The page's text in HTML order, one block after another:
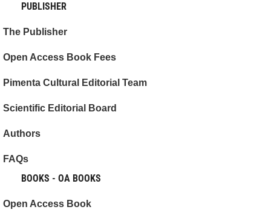
PUBLISHER
The Publisher
Open Access Book Fees
Pimenta Cultural Editorial Team
Scientific Editorial Board
Authors
FAQs
BOOKS - OA BOOKS
Open Access Book